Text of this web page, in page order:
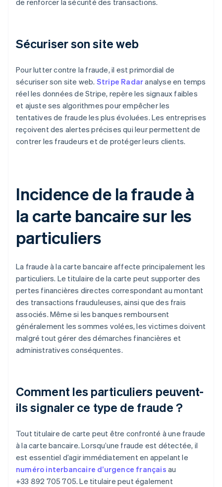
de renforcer la sécurité des transactions.
Sécuriser son site web
Pour lutter contre la fraude, il est primordial de
sécuriser son site web. Stripe Radaranalyse en temps
réel les données de Stripe, repère les signaux faibles
et ajuste ses algorithmes pour empêcher les
tentatives de fraude les plus évoluées. Les entreprises
reçoivent des alertes précises qui leur permettent de
contrer les fraudeurs et de protéger leurs clients.
Incidence de la fraude à
la carte bancaire sur les
particuliers
La fraude à la carte bancaire affecte principalement les
particuliers. Le titulaire de la carte peut supporter des
pertes financières directes correspondant au montant
des transactions frauduleuses, ainsi que des frais
associés. Même si les banques remboursent
généralement les sommes volées, les victimes doivent
malgré tout gérer des démarches financières et
administratives conséquentes.
Comment les particuliers peuvent-
ils signaler ce type de fraude ?
Tout titulaire de carte peut être confronté à une fraude
à la carte bancaire. Lorsqu’une fraude est détectée, il
est essentiel d’agir immédiatement en appelant le
numéro interbancaire d’urgence français au
+33 892 705 705. Le titulaire peut également